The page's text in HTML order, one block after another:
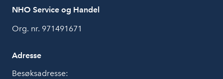
NHO Service og Handel
Org. nr. 971491671
Adresse
Besøksadresse: